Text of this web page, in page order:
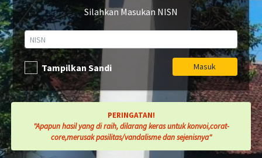
Silahkan Masukan NISN
Tampilkan Sandi Masuk
PERINGATAN!
"Apapun hasil yang di raih, dilarang keras untuk konvoi,corat-
core,merusak pasilitas/vandalisme dan sejenisnya"